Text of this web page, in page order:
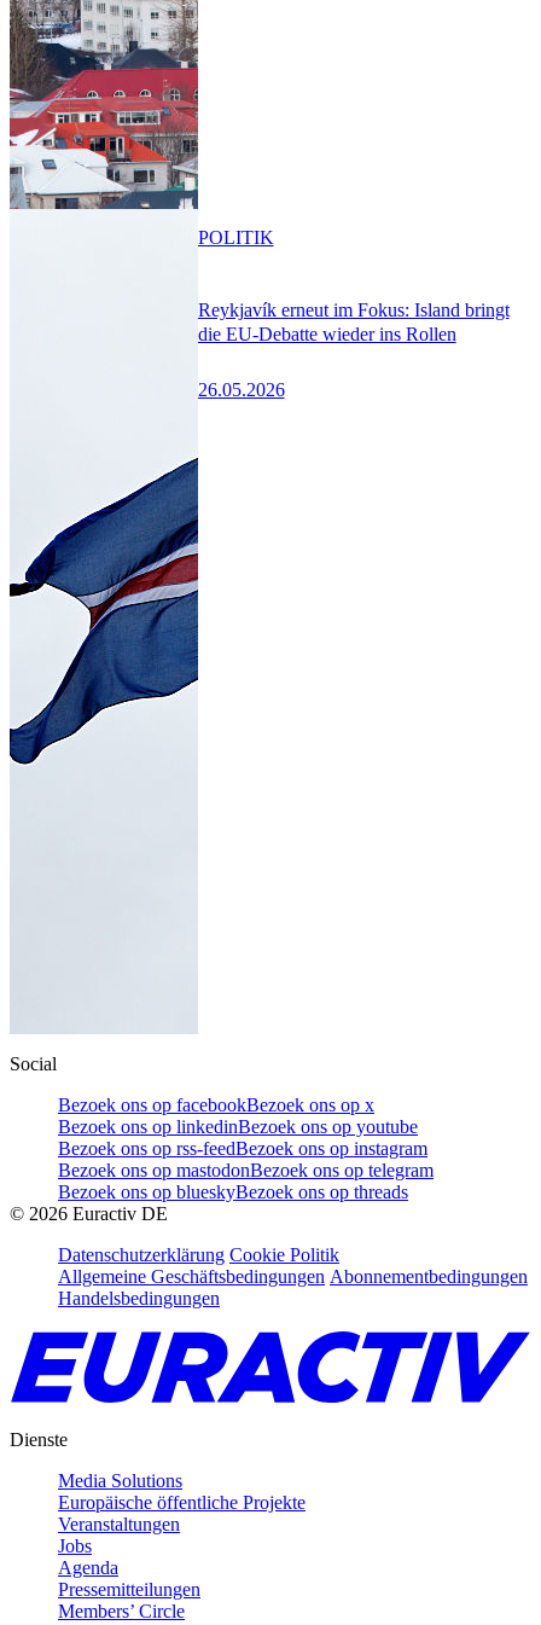
Reykjavík erneut im Fokus: Island bringt
die EU-Debatte wieder ins Rollen
26.05.2026
POLITIK
Social
Bezoek ons op facebookBezoek ons op x
Bezoek ons op linkedinBezoek ons op youtube
Bezoek ons op rss-feedBezoek ons op instagram
Bezoek ons op mastodonBezoek ons op telegram
Bezoek ons op blueskyBezoek ons op threads
© 2026 Euractiv DE
Datenschutzerklärung Cookie Politik
Allgemeine Geschäftsbedingungen Abonnementbedingungen
Handelsbedingungen
Dienste
Media Solutions
Europäische öffentliche Projekte
Veranstaltungen
Jobs
Agenda
Pressemitteilungen
Members’ Circle